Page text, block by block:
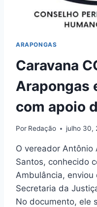
ARAPONGAS
Caravana
Arapongas
com apoio
Por Redação julho 30,
O vereador Antônio
Santos, conhecido
Ambulância, enviou
Secretaria da
No documento, ele